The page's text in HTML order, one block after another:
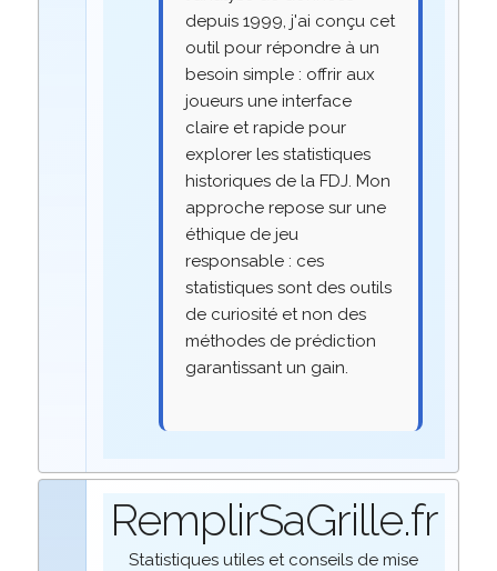
depuis 1999, j'ai conçu cet
outil pour répondre à un
besoin simple : offrir aux
joueurs une interface
claire et rapide pour
explorer les statistiques
historiques de la FDJ. Mon
approche repose sur une
éthique de jeu
responsable : ces
statistiques sont des outils
de curiosité et non des
méthodes de prédiction
garantissant un gain.
RemplirSaGrille.fr
Statistiques utiles et conseils de mise